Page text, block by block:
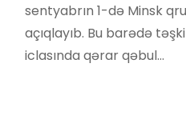
sentyabrın 1-də Minsk
açıqlayıb. Bu barədə
iclasında qərar qəbul…